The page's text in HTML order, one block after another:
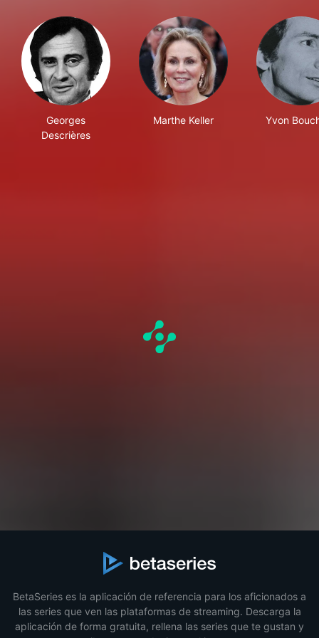
Georges
Descrières
Marthe Keller Yvon
BetaSeries es la aplicación de referencia para los aficionados a
las series que ven las plataformas de streaming. Descarga la
aplicación de forma gratuita, rellena las series que te gustan y